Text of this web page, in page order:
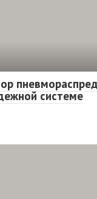
системе